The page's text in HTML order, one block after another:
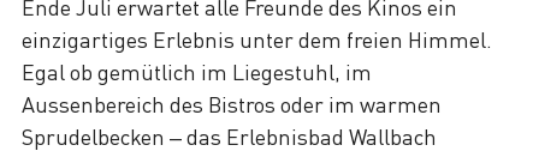
Ende Juli erwartet alle Freunde des Kinos ein
einzigartiges Erlebnis unter dem freien Himmel.
Egal ob gemütlich im Liegestuhl, im
Aussenbereich des Bistros oder im warmen
Sprudelbecken – das Erlebnisbad Wallbach